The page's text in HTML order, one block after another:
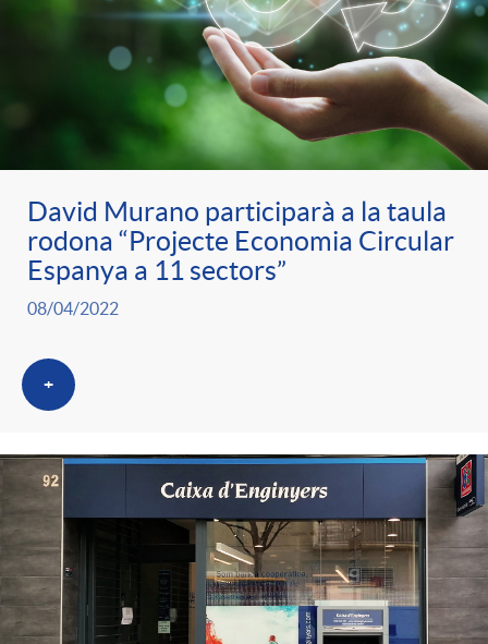
David Murano participarà a la taula
rodona “Projecte Economia Circular
Espanya a 11 sectors”
08/04/2022
+